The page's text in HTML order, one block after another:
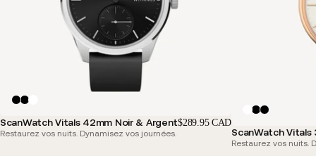
ScanWatch Vitals 42mm Noir & Argent$289.95 CAD
Restaurez vos nuits. Dynamisez vos journées. ScanWatch Vitals
Restaurez vos nuits.